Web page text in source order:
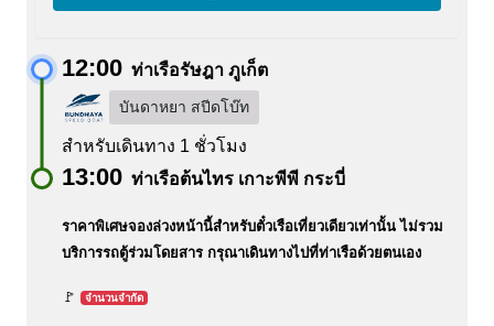
12:00 ท่าเรือรัษฎา ภูเก็ต
บันดาหยา สปีดโบ๊ท
สำหรับเดินทาง 1 ชั่วโมง
13:00 ท่าเรือต้นไทร เกาะพีพี กระบี่
ราคาพิเศษจองล่วงหน้านี้สำหรับตั๋วเรือเที่ยวเดียวเท่านั้น ไม่รวม
บริการรถตู้ร่วมโดยสาร กรุณาเดินทางไปที่ท่าเรือด้วยตนเอง
🚩 จำนวนจำกัด